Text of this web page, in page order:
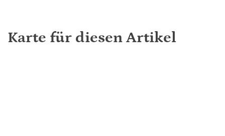
Karte für diesen Artikel